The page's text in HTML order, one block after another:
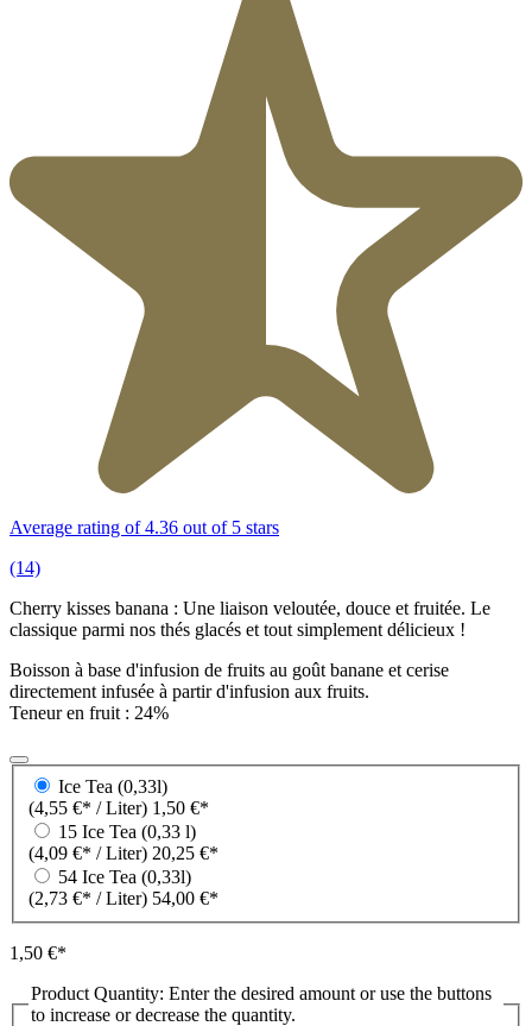
Average rating of 4.36 out of 5 stars
(14)
Cherry kisses banana : Une liaison veloutée, douce et fruitée. Le
classique parmi nos thés glacés et tout simplement délicieux !
Boisson à base d'infusion de fruits au goût banane et cerise
directement infusée à partir d'infusion aux fruits.
Teneur en fruit : 24%
Ice Tea (0,33l)
(4,55 €* / Liter) 1,50 €*
15 Ice Tea (0,33 l)
(4,09 €* / Liter) 20,25 €*
54 Ice Tea (0,33l)
(2,73 €* / Liter) 54,00 €*
1,50 €*
Product Quantity: Enter the desired amount or use the buttons
to increase or decrease the quantity.